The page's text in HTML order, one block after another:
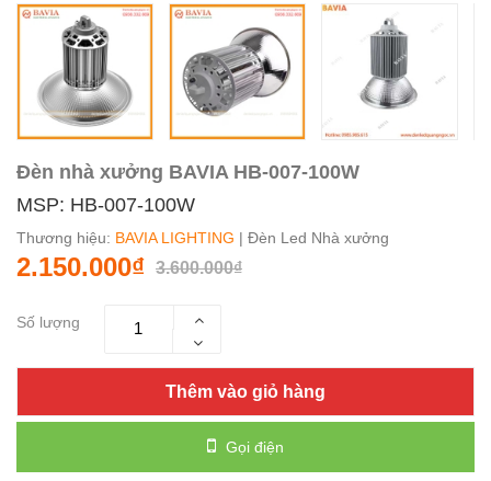
Đèn nhà xưởng BAVIA HB-007-100W
MSP: HB-007-100W
Thương hiệu: BAVIA LIGHTING | Đèn Led Nhà xưởng
2.150.000₫ 3.600.000₫
Số lượng
Thêm vào giỏ hàng
Gọi điện